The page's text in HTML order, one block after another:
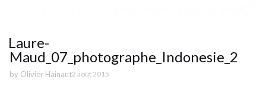
Laure-
Maud_07_photographe_Indonesie_2
by Olivier Hainaut2 août 2015